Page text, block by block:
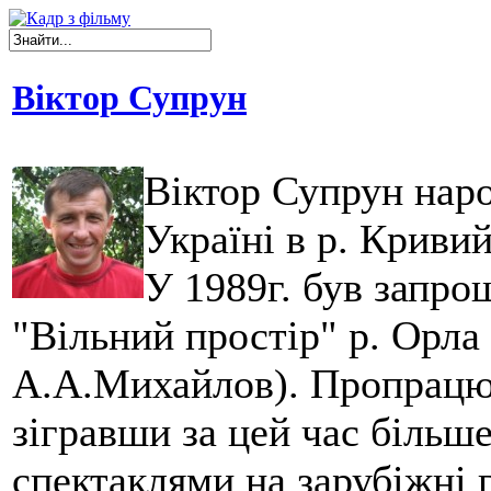
Віктор Супрун
Віктор Супрун
Україні в р.
У 1989г. був
"Вільний простір" р. Орла
А.А.Михайлов).
зігравши за цей час
спектаклями на зарубіжні